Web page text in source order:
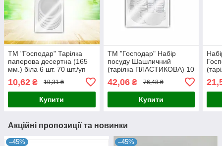
ТМ "Господар" Тарілка
паперова десертна (165
мм.) біла 6 шт. 70 шт./уп
10,62 ₴ 19,31 ₴
Купити
ТМ "Господар" Набір
посуду Шашличний
(тарілка ПЛАСТИКОВА) 10
42,06₴ 76,48 ₴
Купити
Акційні пропозиції та новинки
–45% –45%